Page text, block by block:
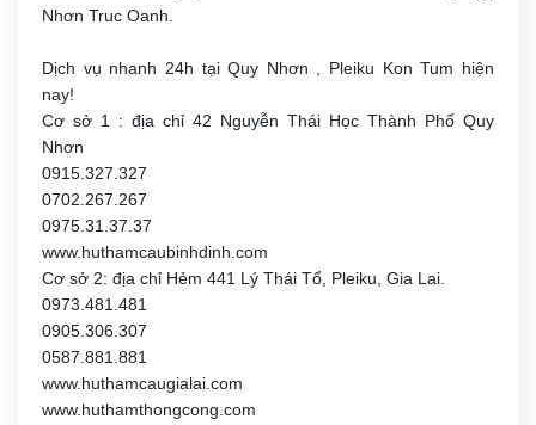
Nhơn Truc Oanh.
Dịch vụ nhanh 24h tại Quy Nhơn , Pleiku Kon Tum hiện
nay!
Cơ sở 1 : địa chỉ 42 Nguyễn Thái Học Thành Phố Quy
Nhơn
0915.327.327
0702.267.267
0975.31.37.37
www.huthamcaubinhdinh.com
Cơ sở 2: địa chỉ Hẻm 441 Lý Thái Tổ, Pleiku, Gia Lai.
0973.481.481
0905.306.307
0587.881.881
www.huthamcaugialai.com
www.huthamthongcong.com